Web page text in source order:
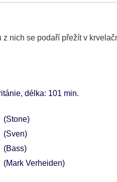
nich se podaří přežít v
délka: 101 min
(Stone)
(Sven)
(Bass)
(Mark Verheiden)